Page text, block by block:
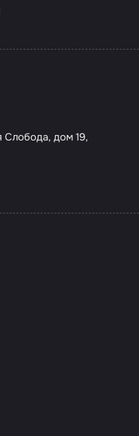
Слобода, дом 19,